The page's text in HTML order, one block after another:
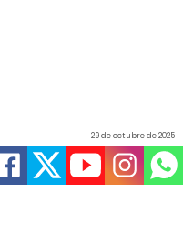
29 de octubre de 2025